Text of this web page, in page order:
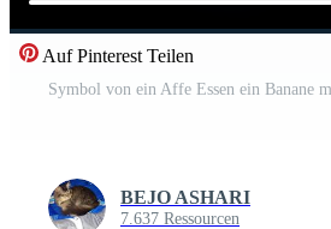
Auf Pinterest Teilen
BEJO ASHARI
7.637 Ressourcen